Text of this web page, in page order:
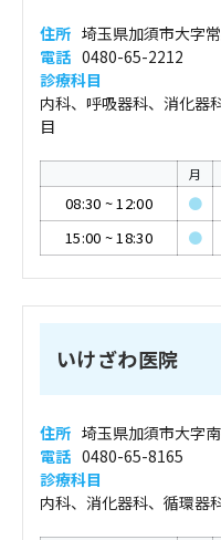
住所 埼玉県加須市大字
電話 0480-65-2212
診療科目
内科、呼吸器科、消化器
目
月
08:30 ~12:00 ●
15:00 ~18:30 ●
いけざわ医院
住所 埼玉県加須市大字
電話 0480-65-8165
診療科目
内科、消化器科、循環器